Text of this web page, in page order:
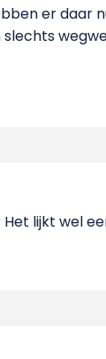
er daar
slechts
lijkt wel